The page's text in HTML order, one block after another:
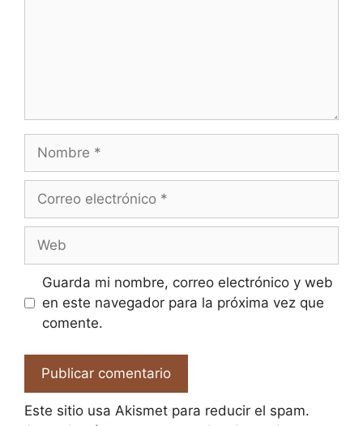
Nombre
Correo
Web
Guarda mi nombre, correo electrónico y web
en este navegador para la próxima vez que
comente.
Este sitio usa Akismet para reducir el spam.